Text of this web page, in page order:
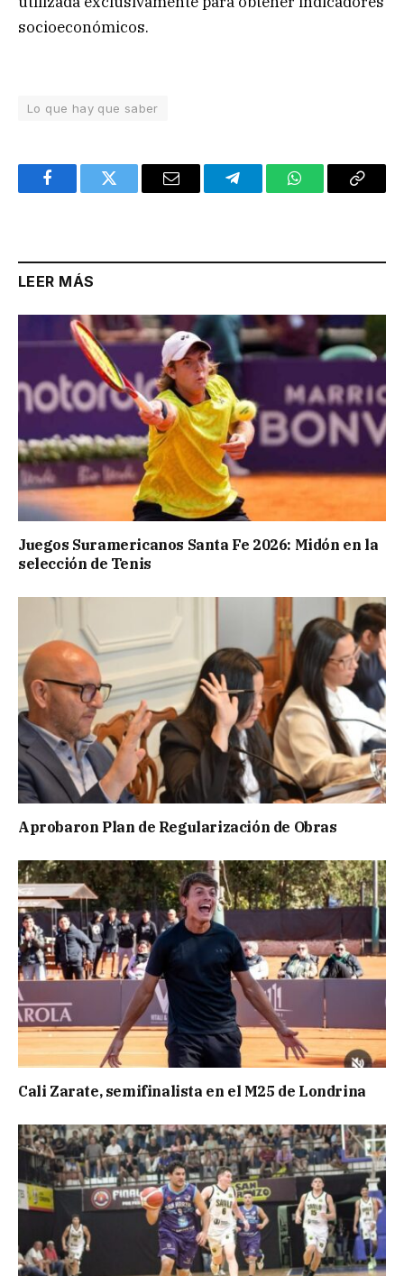
socioeconómicos.
Lo que hay que saber
FacebookTwitter Email TelegramWhatsAppCopy
LEER MÁS
Juegos Suramericanos Santa Fe 2026: Midón en la
selección de Tenis
Aprobaron Plan de Regularización de Obras
Cali Zarate, semifinalista en el M25 de Londrina